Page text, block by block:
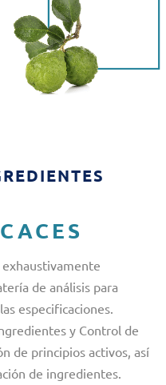
de análisis para
especificaciones.
y Control de
de principios activos, así
de ingredientes.